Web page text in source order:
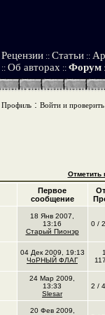
Рецензии :: Статьи ::
:: Об авторах :: Форум
Профиль: Войти и
Отметить
Первое
сообщение
18 Янв 2007,
13:16
Старый Пионэр
0 /
04 Дек 2009, 19:13
ЧоРНЫЙ ФЛАГ
24 Мар 2009,
13:33
Slesar
2 /
20 Фев 2009,